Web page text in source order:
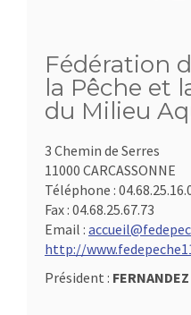
Fédération
la Pêche et
du Milieu
3 Chemin de Serres
11000 CARCASSONNE
Téléphone :
Fax : 04.68.25.67.73
Email :
http://
Président :